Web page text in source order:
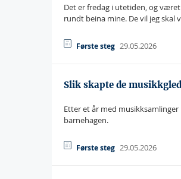
Det er fredag i utetiden, og
rundt beina mine. De vil jeg
Første steg 29.05.2026
Slik skapte de
Etter et år med
barnehagen.
Første steg 29.05.2026